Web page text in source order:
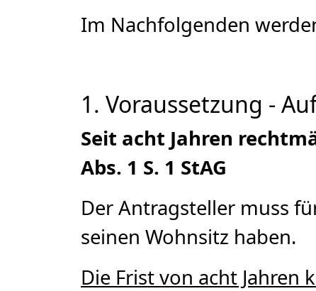
Im Nachfolgenden
1. Voraussetzung -
Seit acht Jahren
Abs. 1 S. 1 StAG
Der Antragsteller muss
seinen Wohnsitz haben.
Die Frist von acht Jahren